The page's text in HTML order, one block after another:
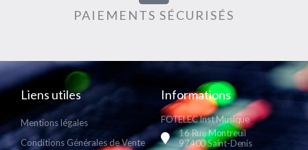
PAIEMENTS SÉCURISÉS
Liens utiles
Mentions légales
Conditions Générales de Vente
Informations
FOTELEC Inst Musique
16 Rue Montreuil
97400 Saint-Denis